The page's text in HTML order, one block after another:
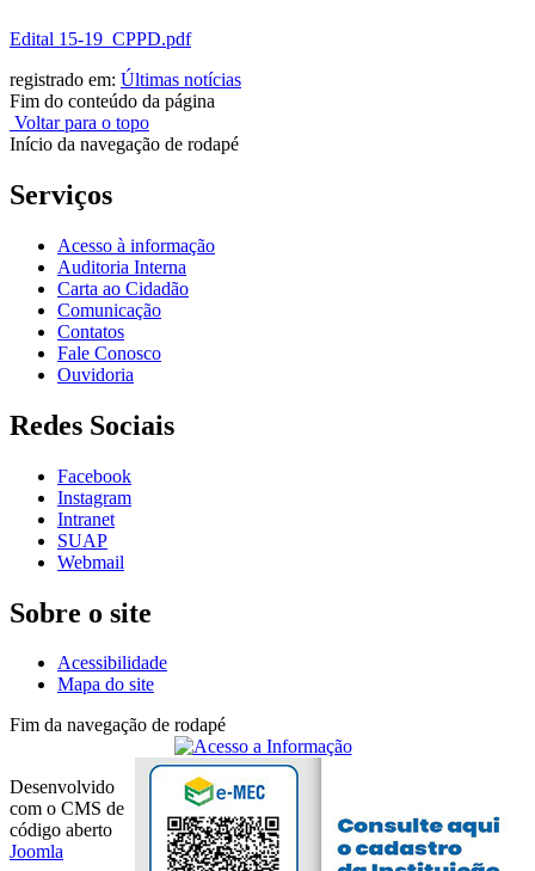
Edital 15-19_CPPD.pdf
registrado em: Últimas notícias
Fim do conteúdo da página
Voltar para o topo
Início da navegação de rodapé
Serviços
Acesso à informação
Auditoria Interna
Carta ao Cidadão
Comunicação
Contatos
Fale Conosco
Ouvidoria
Redes Sociais
Facebook
Instagram
Intranet
SUAP
Webmail
Sobre o site
Acessibilidade
Mapa do site
Fim da navegação de rodapé
Desenvolvido
com o CMS de
código aberto
Joomla